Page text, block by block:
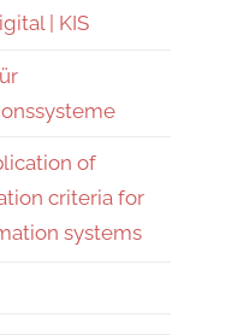
| KIS
of
criteria for
systems